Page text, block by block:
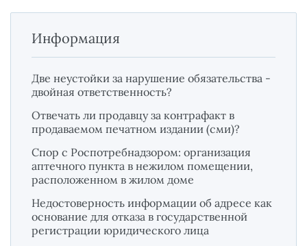
Информация
Две неустойки за нарушение обязательства -
двойная ответственность?
Отвечать ли продавцу за контрафакт в
продаваемом печатном издании (сми)?
Спор с Роспотребнадзором: организация
аптечного пункта в нежилом помещении,
расположенном в жилом доме
Недостоверность информации об адресе как
основание для отказа в государственной
регистрации юридического лица